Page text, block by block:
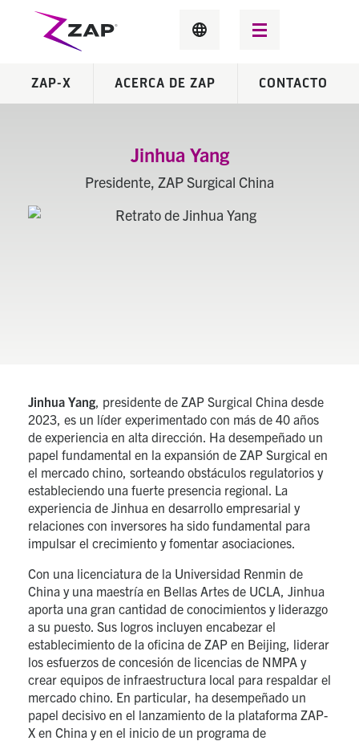
ZAP-X ACERCA DE ZAP CONTACTO
Jinhua Yang
Presidente, ZAP Surgical China
Jinhua Yang, presidente de ZAP Surgical China desde
2023, es un líder experimentado con más de 40 años
de experiencia en alta dirección. Ha desempeñado un
papel fundamental en la expansión de ZAP Surgical en
el mercado chino, sorteando obstáculos regulatorios y
estableciendo una fuerte presencia regional. La
experiencia de Jinhua en desarrollo empresarial y
relaciones con inversores ha sido fundamental para
impulsar el crecimiento y fomentar asociaciones.
Con una licenciatura de la Universidad Renmin de
China y una maestría en Bellas Artes de UCLA, Jinhua
aporta una gran cantidad de conocimientos y liderazgo
a su puesto. Sus logros incluyen encabezar el
establecimiento de la oficina de ZAP en Beijing, liderar
los esfuerzos de concesión de licencias de NMPA y
crear equipos de infraestructura local para respaldar el
mercado chino. En particular, ha desempeñado un
papel decisivo en el lanzamiento de la plataforma ZAP-
X en China y en el inicio de un programa de